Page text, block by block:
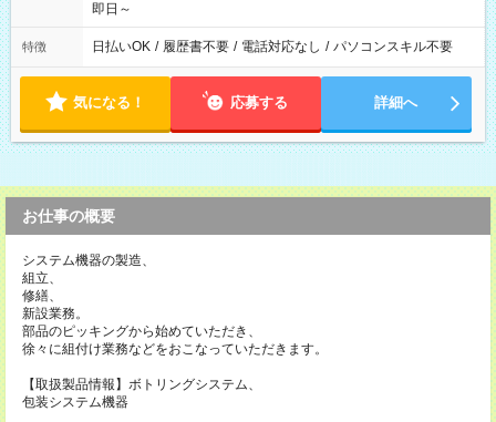
即日～
特徴 日払いOK / 履歴書不要 / 電話対応なし / パソコンスキル不要
気になる！ 応募する 詳細へ
お仕事の概要
システム機器の製造、
組立、
修繕、
新設業務。
部品のピッキングから始めていただき、
徐々に組付け業務などをおこなっていただきます。
【取扱製品情報】ボトリングシステム、
包装システム機器